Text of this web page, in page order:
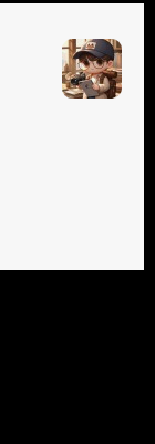
트위터